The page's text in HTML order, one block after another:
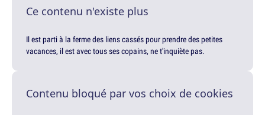
Ce contenu n'existe plus
Il est parti à la ferme des liens cassés pour prendre des petites
vacances, il est avec tous ses copains, ne t'inquiète pas.
Contenu bloqué par vos choix de cookies